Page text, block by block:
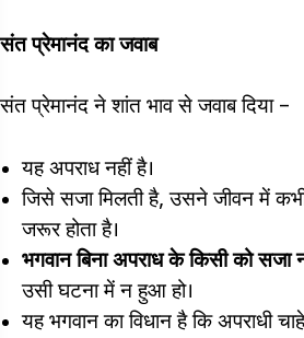
संत प्रेमानंद का जवाब
संत प्रेमानंद ने शांत भाव से जवाब दिया –
यह अपराध नहीं है।
जिसे सजा मिलती है, उसने जीवन में
जरूर होता है।
भगवान बिना अपराध के किसी को सजा
उसी घटना में न हुआ हो।
यह भगवान का विधान है कि अपराधी